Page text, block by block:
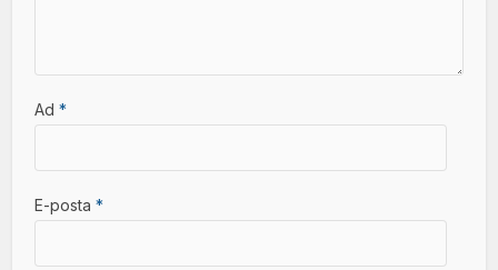
Ad*
E-posta*